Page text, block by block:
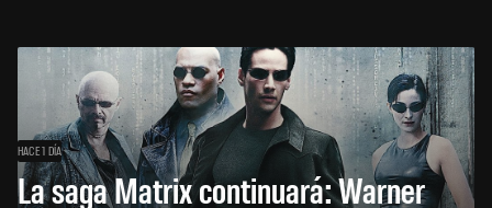
HACE 1 DÍA
La saga Matrix continuará: Warner